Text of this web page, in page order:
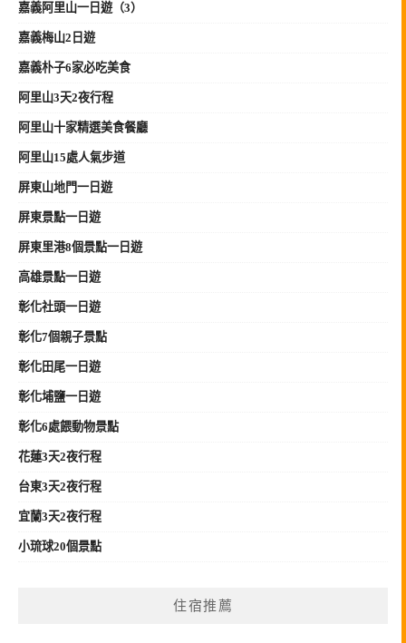
嘉義阿里山一日遊（3）
嘉義梅山2日遊
嘉義朴子6家必吃美食
阿里山3天2夜行程
阿里山十家精選美食餐廳
阿里山15處人氣步道
屏東山地門一日遊
屏東景點一日遊
屏東里港8個景點一日遊
高雄景點一日遊
彰化社頭一日遊
彰化7個親子景點
彰化田尾一日遊
彰化埔鹽一日遊
彰化6處餵動物景點
花蓮3天2夜行程
台東3天2夜行程
宜蘭3天2夜行程
小琉球20個景點
住宿推薦